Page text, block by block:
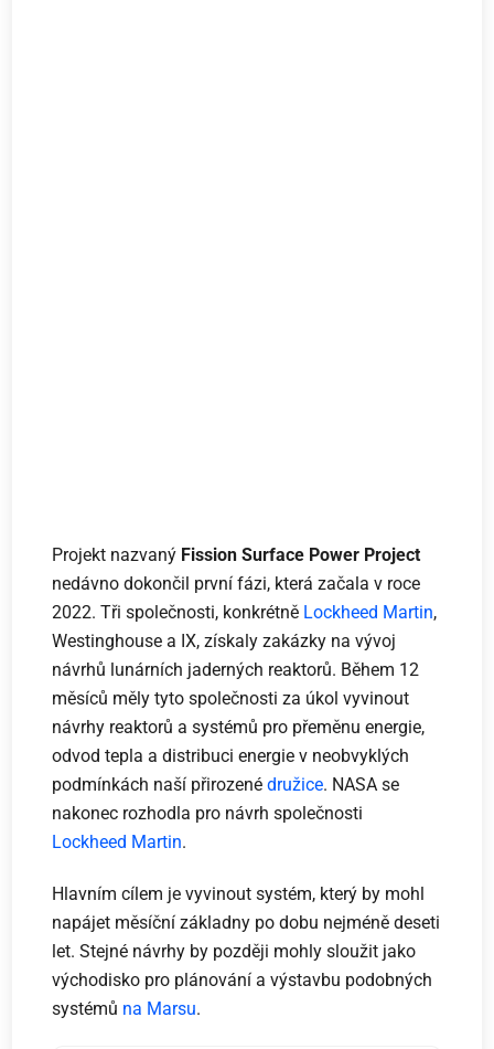
Projekt nazvaný Fission Surface Power Project
nedávno dokončil první fázi, která začala v roce
2022. Tři společnosti, konkrétně Lockheed Martin,
Westinghouse a IX, získaly zakázky na vývoj
návrhů lunárních jaderných reaktorů. Během 12
měsíců měly tyto společnosti za úkol vyvinout
návrhy reaktorů a systémů pro přeměnu energie,
odvod tepla a distribuci energie v neobvyklých
podmínkách naší přirozenédružice. NASA se
nakonec rozhodla pro návrh společnosti
Lockheed Martin.
Hlavním cílem je vyvinout systém, který by mohl
napájet měsíční základny po dobu nejméně deseti
let. Stejné návrhy by později mohly sloužit jako
východisko pro plánování a výstavbu podobných
systémů na Marsu.